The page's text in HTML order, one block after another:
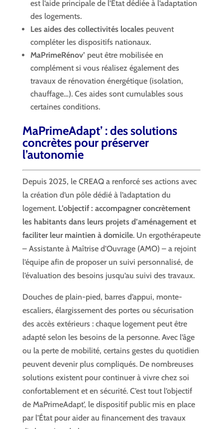
est l’aide principale de l’État dédiée à l’adaptation
des logements.
Les aides des collectivités localespeuvent
compléter les dispositifs nationaux.
MaPrimeRénov’ peut être mobilisée en
complément si vous réalisez également des
travaux de rénovation énergétique (isolation,
chauffage…). Ces aides sont cumulables sous
certaines conditions.
MaPrimeAdapt’ : des solutions
concrètes pour préserver
l’autonomie
Depuis 2025, le CREAQ a renforcé ses actions avec
la création d’un pôle dédié à l’adaptation du
logement. L’objectif : accompagner concrètement
les habitants dans leurs projets d’aménagement et
faciliter leur maintien à domicile. Un ergothérapeute
– Assistante à Maîtrise d’Ouvrage (AMO) – a rejoint
l’équipe afin de proposer un suivi personnalisé, de
l’évaluation des besoins jusqu’au suivi des travaux.
Douches de plain-pied, barres d’appui, monte-
escaliers, élargissement des portes ou sécurisation
des accès extérieurs : chaque logement peut être
adapté selon les besoins de la personne. Avec l’âge
ou la perte de mobilité, certains gestes du quotidien
peuvent devenir plus compliqués. De nombreuses
solutions existent pour continuer à vivre chez soi
confortablement et en sécurité. C’est tout l’objectif
de MaPrimeAdapt’, le dispositif public mis en place
par l’État pour aider au financement des travaux